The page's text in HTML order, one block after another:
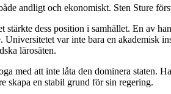
andligt och ekonomiskt. Sten Sture
dess position i samhället. En av
var inte bara en akademisk
lärosäten.
med att inte låta den dominera staten.
skapa en stabil grund för sin regering.